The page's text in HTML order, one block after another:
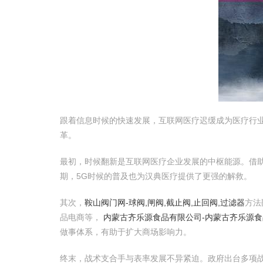
跟着信息时候的快速发展，互联网医疗迟缓成为医疗
革。
最初，时候翻新是互联网医疗企业发展的中枢能源。
期，5G时候的普及也为汉典医疗提供了更强的解救。
其次， 鞍山阀门网-球阀,闸阀,截止阀,止回阀,过滤器方
品电商等， 内蒙古齐乐源食品有限公司-内蒙古齐乐源
做事体系，有助于扩大商场影响力。
终末，战术支合手与表率发展不异紧迫。政府出台多